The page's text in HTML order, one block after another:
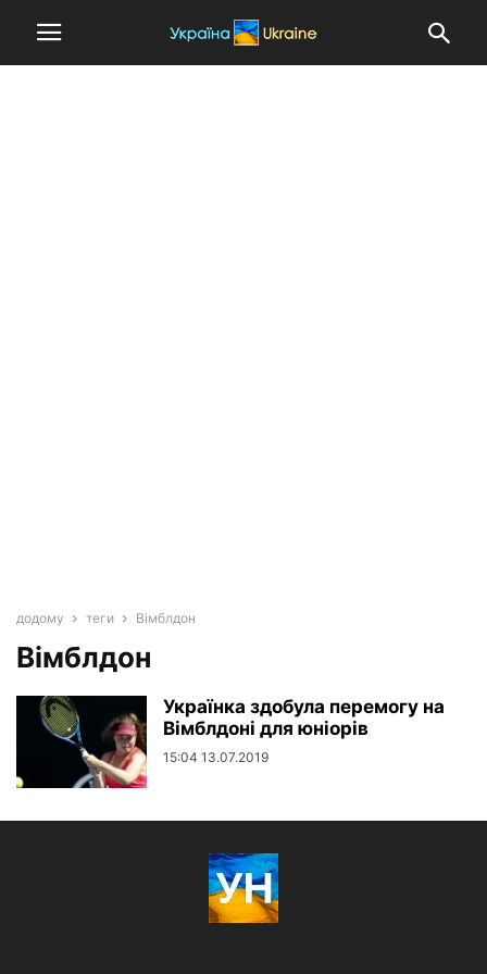
додому теги Вімблдон
Вімблдон
Українка здобула перемогу на
Вімблдоні для юніорів
15:04 13.07.2019